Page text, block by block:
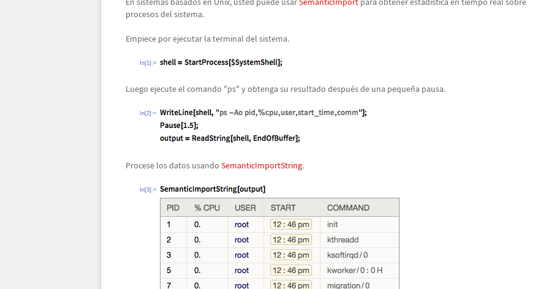
procesos del sistema.
Empiece por ejecutar la terminal del sistema.
In[1]:=
Luego ejecute el comando "ps" y obtenga su resultado después de una pequeña pausa.
In[2]:=
Procese los datos usando SemanticImportString.
In[3]:=